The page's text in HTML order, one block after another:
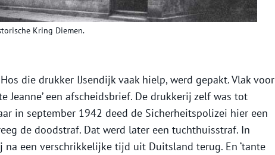
Kring Diemen.
die drukker IJsendijk vaak hielp, werd gepakt. Vlak voor
Jeanne’ een afscheidsbrief. De drukkerij zelf was tot
in september 1942 deed de Sicherheitspolizei hier een
de doodstraf. Dat werd later een tuchthuisstraf. In
een verschrikkelijke tijd uit Duitsland terug. En ‘tante